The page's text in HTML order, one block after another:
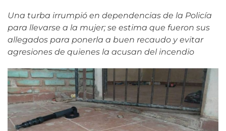
Una turba irrumpió en dependencias de la Policía
para llevarse a la mujer; se estima que fueron sus
allegados para ponerla a buen recaudo y evitar
agresiones de quienes la acusan del incendio